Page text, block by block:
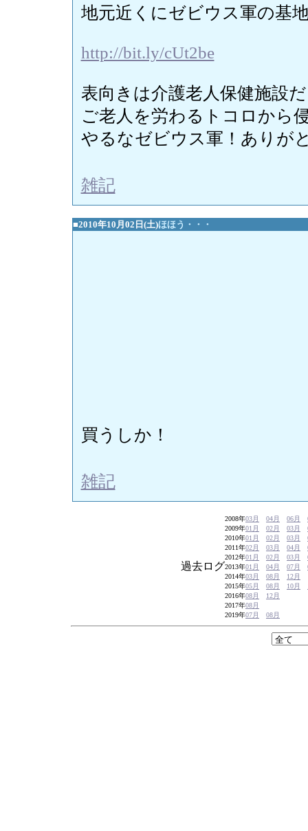
地元近くにゼビウス軍の基
http://bit.ly/cUt2be
表向きは介護老人保健施設
ご老人を労わるトコロから
やるなゼビウス軍！ありが
雑記
■2010年10月02日(土)ほほう・・・
買うしか！
雑記
過去ログ
2008年03月 04月 06月
2009年01月 02月 03月
2010年01月 02月 03月
2011年02月 03月 04月
2012年01月 02月 03月
2013年01月 04月 07月
2014年03月 08月
12月
2015年05月 08月 10月
2016年08月
12月
2017年08月
2019年07月 08月